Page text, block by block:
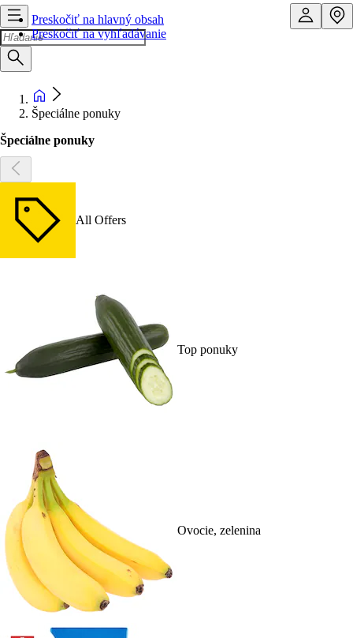
Preskočiť na hlavný obsah
Preskočiť na vyhľadávanie
Špeciálne ponuky
Špeciálne ponuky
All Offers
Top ponuky
Ovocie, zelenina